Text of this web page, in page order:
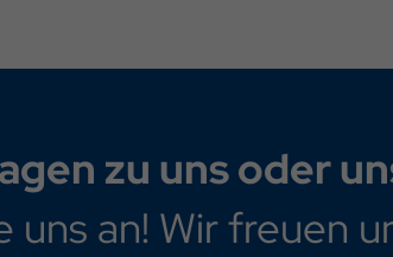
zu uns oder
uns an! Wir freuen